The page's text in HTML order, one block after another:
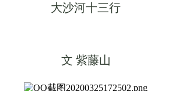
大沙河十三行
文 紫藤山